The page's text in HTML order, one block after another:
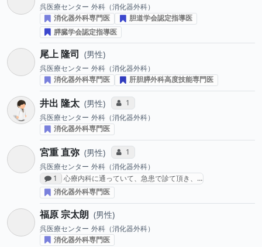
呉医療センター 外科（消化器外科）
消化器外科専門医
胆道学会認定指導医
膵臓学会認定指導医
尾上 隆司 男性
呉医療センター 外科（消化器外科）
消化器外科専門医
肝胆膵外科高度技能専門医
井出 隆太 男性 コミュニケーション・タイプ投票数
1
呉医療センター 外科（消化器外科）
消化器外科専門医
宮重 直弥 男性 コミュニケーション・タイプ投票数
1
呉医療センター 外科（消化器外科）
感想投稿数
1
心療内科に通っていて、急患で診て頂き、…
消化器外科専門医
福原 宗太朗 男性
呉医療センター 外科（消化器外科）
消化器外科専門医